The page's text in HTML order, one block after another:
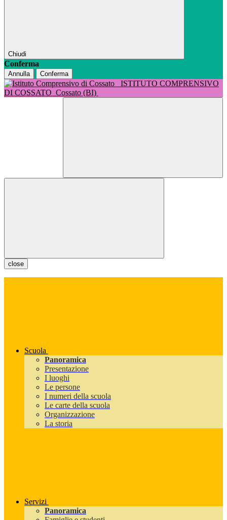
Chiudi
Conferma
Annulla Conferma
ISTITUTO COMPRENSIVO
DI COSSATO Cossato (BI)
close
Scuola
Panoramica
Presentazione
I luoghi
Le persone
I numeri della scuola
Le carte della scuola
Organizzazione
La storia
Servizi
Panoramica